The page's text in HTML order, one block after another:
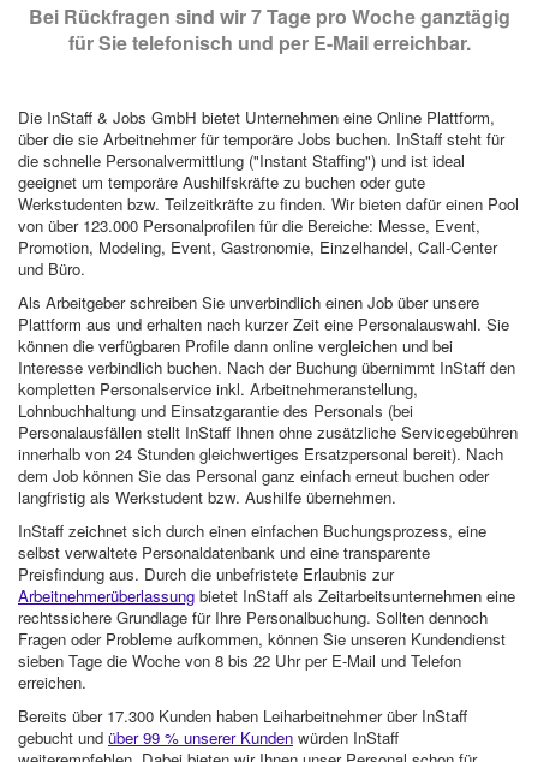
Bei Rückfragen sind wir 7 Tage pro Woche ganztägig
für Sie telefonisch und per E-Mail erreichbar.
Die InStaff & Jobs GmbH bietet Unternehmen eine Online Plattform,
über die sie Arbeitnehmer für temporäre Jobs buchen. InStaff steht für
die schnelle Personalvermittlung ("Instant Staffing") und ist ideal
geeignet um temporäre Aushilfskräfte zu buchen oder gute
Werkstudenten bzw. Teilzeitkräfte zu finden. Wir bieten dafür einen Pool
von über 123.000 Personalprofilen für die Bereiche: Messe, Event,
Promotion, Modeling, Event, Gastronomie, Einzelhandel, Call-Center
und Büro.
Als Arbeitgeber schreiben Sie unverbindlich einen Job über unsere
Plattform aus und erhalten nach kurzer Zeit eine Personalauswahl. Sie
können die verfügbaren Profile dann online vergleichen und bei
Interesse verbindlich buchen. Nach der Buchung übernimmt InStaff den
kompletten Personalservice inkl. Arbeitnehmeranstellung,
Lohnbuchhaltung und Einsatzgarantie des Personals (bei
Personalausfällen stellt InStaff Ihnen ohne zusätzliche Servicegebühren
innerhalb von 24 Stunden gleichwertiges Ersatzpersonal bereit). Nach
dem Job können Sie das Personal ganz einfach erneut buchen oder
langfristig als Werkstudent bzw. Aushilfe übernehmen.
InStaff zeichnet sich durch einen einfachen Buchungsprozess, eine
selbst verwaltete Personaldatenbank und eine transparente
Preisfindung aus. Durch die unbefristete Erlaubnis zur
Arbeitnehmerüberlassung bietet InStaff als Zeitarbeitsunternehmen eine
rechtssichere Grundlage für Ihre Personalbuchung. Sollten dennoch
Fragen oder Probleme aufkommen, können Sie unseren Kundendienst
sieben Tage die Woche von 8 bis 22 Uhr per E-Mail und Telefon
erreichen.
Bereits über 17.300 Kunden haben Leiharbeitnehmer über InStaff
gebucht und über 99 % unserer Kunden würden InStaff